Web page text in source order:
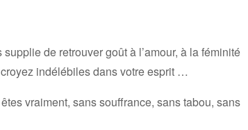
de retrouver goût à l’amour, à la féminité
indélébiles dans votre esprit …
vraiment, sans souffrance, sans tabou, sans